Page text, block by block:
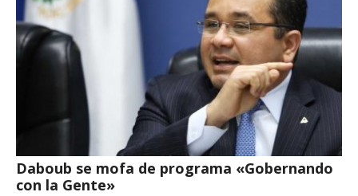
Daboub se mofa de programa «Gobernando
con la Gente»